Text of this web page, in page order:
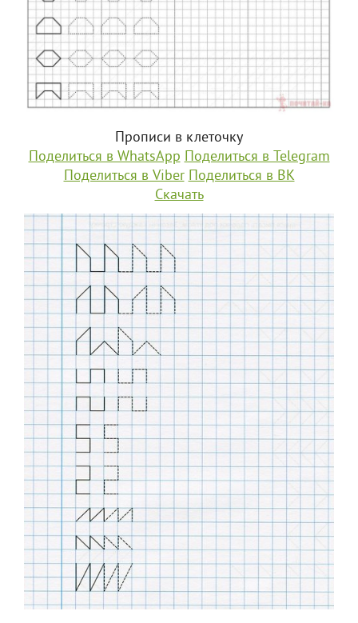
Прописи в клеточку
Поделиться в WhatsApp Поделиться в Telegram
Поделиться в Viber Поделиться в ВК
Скачать